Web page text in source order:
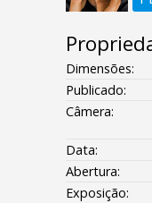
Dimensões:
Publicado:
Câmera:
Data:
Abertura:
Exposição: